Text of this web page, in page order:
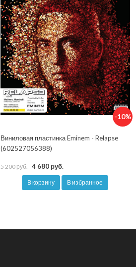
-10%
Виниловая пластинка Eminem - Relapse
(602527056388)
5 200 руб. 4 680 руб.
В корзину В избранное